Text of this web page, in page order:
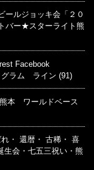
ルジョッキ会「２０
バー★スターライト熊
Facebook
ラム ライン (91)
本 ワールドベース
・ 還暦・ 古稀・ 喜
生会・七五三祝い・熊